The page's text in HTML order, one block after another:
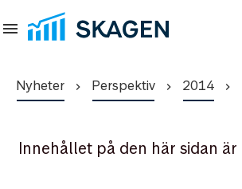
Nyheter Perspektiv 2014
Innehållet på den här sidan